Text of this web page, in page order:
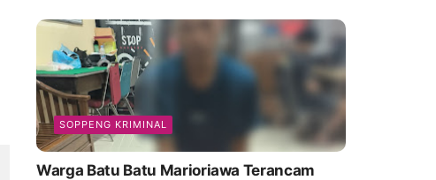
SOPPENG KRIMINAL
Warga Batu Batu Marioriawa Terancam